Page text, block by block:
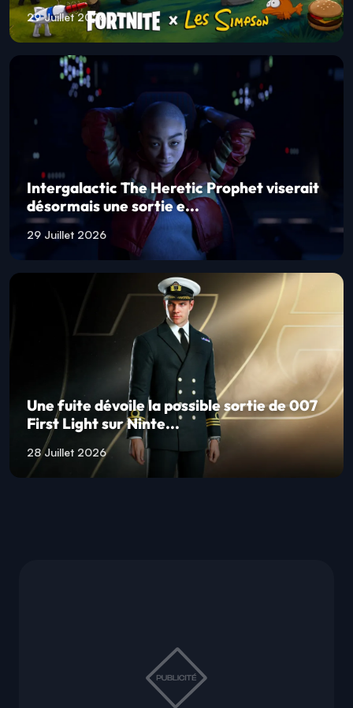
29 Juillet 2026
Intergalactic The Heretic Prophet viserait
désormais une sortie e...
29 Juillet 2026
Une fuite dévoile la possible sortie de 007
First Light sur Ninte...
28 Juillet 2026